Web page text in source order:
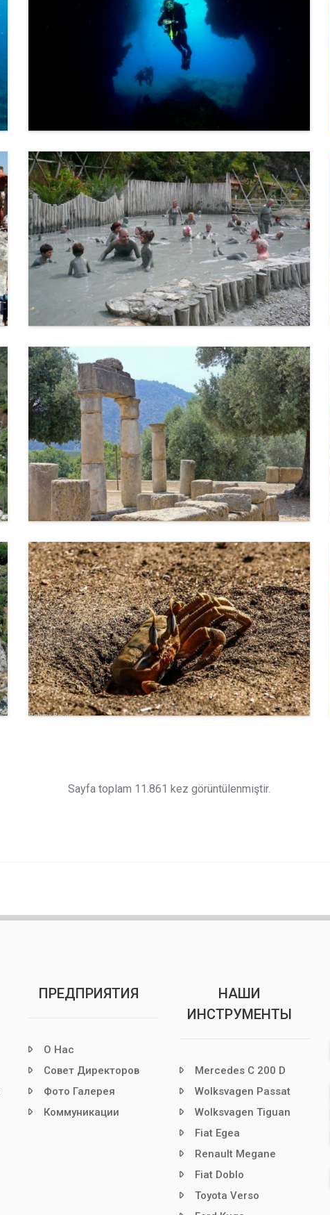
Sayfa toplam 11.861 kez görüntülenmiştir.
ПРЕДПРИЯТИЯ
О Нас
Совет Директоров
Фото Галерея
Коммуникации
НАШИ
ИНСТРУМЕНТЫ
Mercedes C 200 D
Wolksvagen Passat
Wolksvagen Tiguan
Fiat Egea
Renault Megane
Fiat Doblo
Toyota Verso